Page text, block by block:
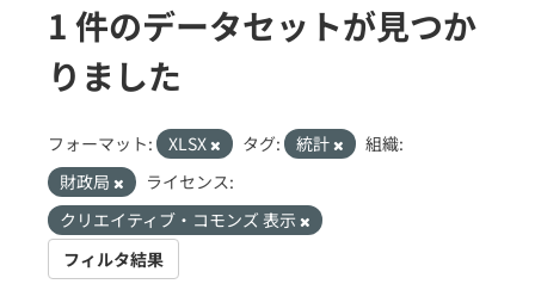
1 件のデータセットが見つか
りました
フォーマット: XLSX タグ: 統計
組織:
財政局
ライセンス:
クリエイティブ・コモンズ 表示
フィルタ結果